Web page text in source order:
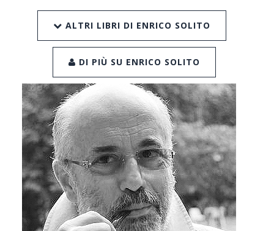
ALTRI LIBRI DI ENRICO SOLITO
DI PIÙ SU ENRICO SOLITO